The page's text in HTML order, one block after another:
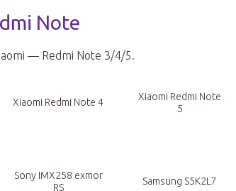
Note
— Redmi Note 3/4/5.
Xiaomi Redmi Note 4
Xiaomi Redmi Note
5
Sony IMX258 exmor
RS
Samsung S5K2L7